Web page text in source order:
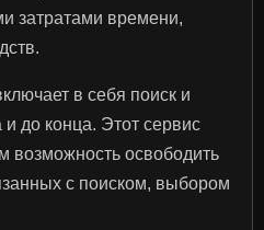
затратами времени,
в себя поиск и
и до конца. Этот сервис
возможность освободить
с поиском, выбором